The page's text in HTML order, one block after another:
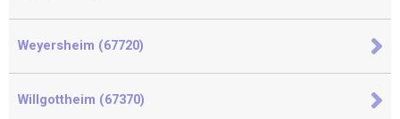
Weyersheim (67720)
Willgottheim (67370)